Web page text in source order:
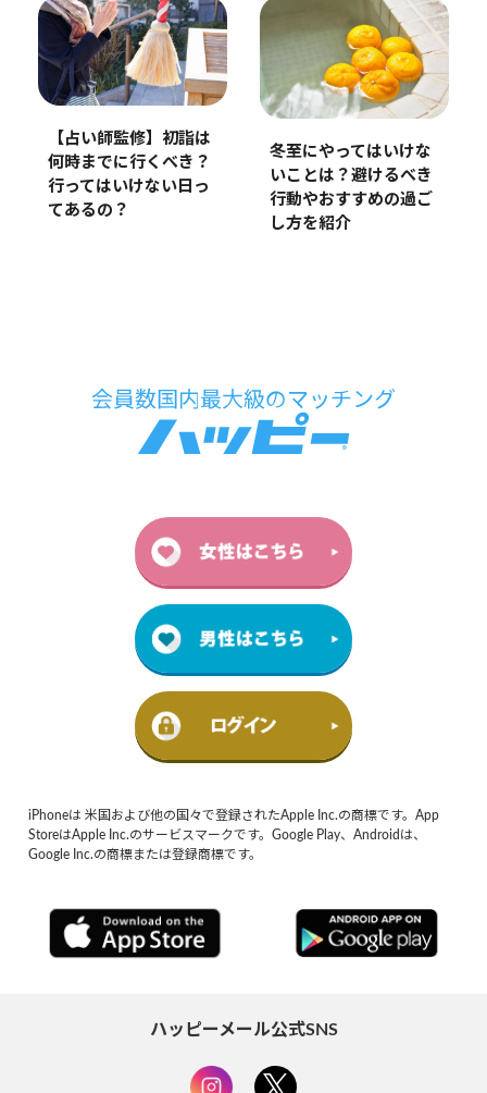
【占い師監修】初詣は
何時までに行くべき？
行ってはいけない日っ
てあるの？
冬至にやってはいけな
いことは？避けるべき
行動やおすすめの過ご
し方を紹介
iPhoneは 米国および他の国々で登録されたApple Inc.の商標です。App
StoreはApple Inc.のサービスマークです。Google Play、Androidは、
Google Inc.の商標または登録商標です。
ハッピーメール公式SNS